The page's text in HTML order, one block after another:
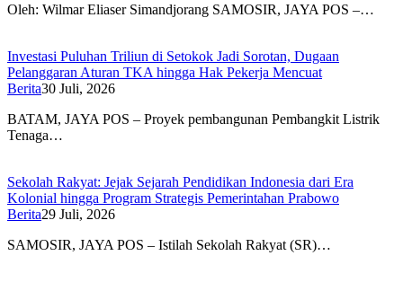
Oleh: Wilmar Eliaser Simandjorang SAMOSIR, JAYA POS –…
Investasi Puluhan Triliun di Setokok Jadi Sorotan, Dugaan
Pelanggaran Aturan TKA hingga Hak Pekerja Mencuat
Berita30 Juli, 2026
BATAM, JAYA POS – Proyek pembangunan Pembangkit Listrik
Tenaga…
Sekolah Rakyat: Jejak Sejarah Pendidikan Indonesia dari Era
Kolonial hingga Program Strategis Pemerintahan Prabowo
Berita29 Juli, 2026
SAMOSIR, JAYA POS – Istilah Sekolah Rakyat (SR)…